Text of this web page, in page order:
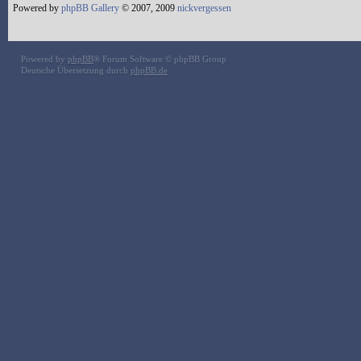
Powered by phpBB Gallery © 2007, 2009 nickvergessen
Powered by phpBB® Forum Software © phpBB Group
Deutsche Übersetzung durch phpBB.de